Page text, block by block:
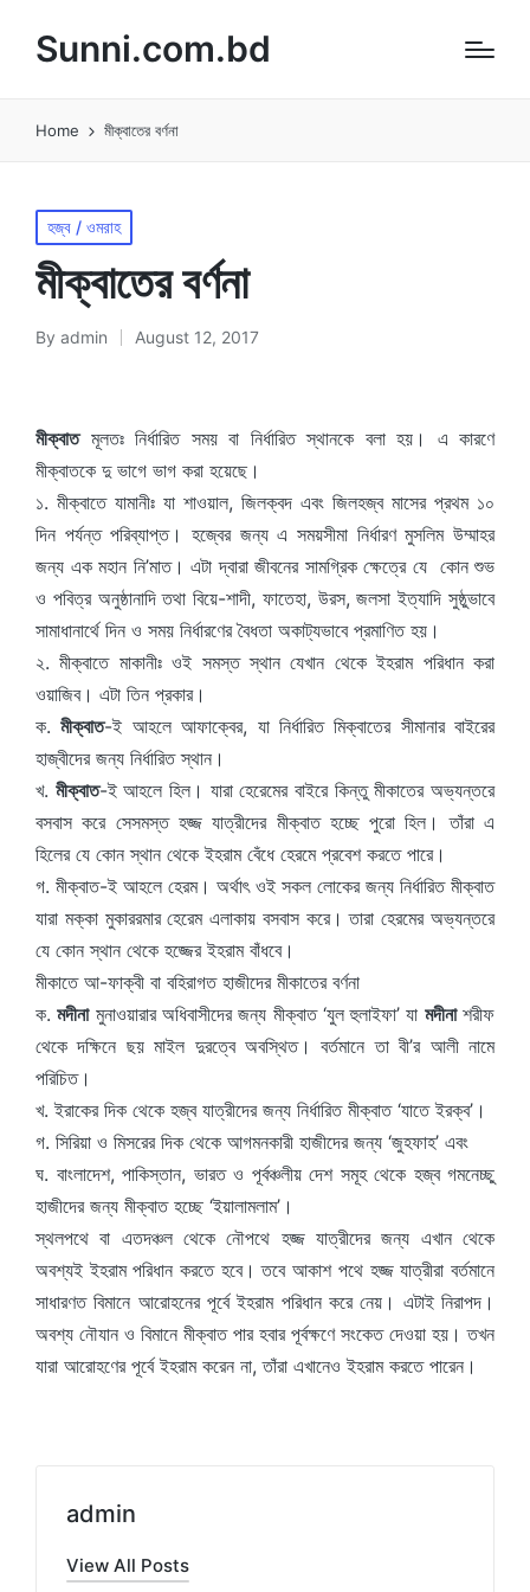
Sunni.com.bd
Home মীক্বাতের বর্ণনা
Posted
in
হজ্ব / ওমরাহ
মীক্বাতের বর্ণনা
Posted
By admin August 12, 2017
মীক্বাতমূলতঃ নির্ধারিত সময় বা নির্ধারিত স্থানকে বলা হয়। এ কারণে
মীক্বাতকে দু ভাগে ভাগ করা হয়েছে।
১. মীক্বাতে যামানীঃ যা শাওয়াল, জিলক্বদ এবং জিলহজ্ব মাসের প্রথম ১০
দিন পর্যন্ত পরিব্যাপ্ত। হজ্বের জন্য এ সময়সীমা নির্ধারণ মুসলিম উম্মাহর
জন্য এক মহান নি’মাত। এটা দ্বারা জীবনের সামগ্রিক ক্ষেত্রে যে কোন শুভ
ও পবিত্র অনুষ্ঠানাদি তথা বিয়ে-শাদী, ফাতেহা, উরস, জলসা ইত্যাদি সুষ্ঠুভাবে
সামাধানার্থে দিন ও সময় নির্ধারণের বৈধতা অকাট্যভাবে প্রমাণিত হয়।
২. মীক্বাতে মাকানীঃ ওই সমস্ত স্থান যেখান থেকে ইহরাম পরিধান করা
ওয়াজিব। এটা তিন প্রকার।
ক.মীক্বাত-ই আহলে আফাক্বের, যা নির্ধারিত মিক্বাতের সীমানার বাইরের
হাজ্বীদের জন্য নির্ধারিত স্থান।
খ. মীক্বাত-ই আহলে হিল। যারা হেরেমের বাইরে কিন্তু মীকাতের অভ্যন্তরে
বসবাস করে সেসমস্ত হজ্জ যাত্রীদের মীক্বাত হচ্ছে পুরো হিল। তাঁরা এ
হিলের যে কোন স্থান থেকে ইহরাম বেঁধে হেরমে প্রবেশ করতে পারে।
গ. মীক্বাত-ই আহলে হেরম। অর্থাৎ ওই সকল লোকের জন্য নির্ধারিত মীক্বাত
যারা মক্কা মুকাররমার হেরেম এলাকায় বসবাস করে। তারা হেরমের অভ্যন্তরে
যে কোন স্থান থেকে হজ্জের ইহরাম বাঁধবে।
মীকাতে আ-ফাক্বী বা বহিরাগত হাজীদের মীকাতের বর্ণনা
ক.মদীনামুনাওয়ারার অধিবাসীদের জন্য মীক্বাত ‘যুল হুলাইফা’ যা মদীনাশরীফ
থেকে দক্ষিনে ছয় মাইল দুরত্বে অবস্থিত। বর্তমানে তা বী’র আলী নামে
পরিচিত।
খ. ইরাকের দিক থেকে হজ্ব যাত্রীদের জন্য নির্ধারিত মীক্বাত ‘যাতে ইরক্ব’।
গ. সিরিয়া ও মিসরের দিক থেকে আগমনকারী হাজীদের জন্য ‘জুহফাহ’ এবং
ঘ. বাংলাদেশ, পাকিস্তান, ভারত ও পূর্বঞ্চলীয় দেশ সমূহ থেকে হজ্ব গমনেচ্ছু
হাজীদের জন্য মীক্বাত হচ্ছে ‘ইয়ালামলাম’।
স্থলপথে বা এতদঞ্চল থেকে নৌপথে হজ্জ যাত্রীদের জন্য এখান থেকে
অবশ্যই ইহরাম পরিধান করতে হবে। তবে আকাশ পথে হজ্জ যাত্রীরা বর্তমানে
সাধারণত বিমানে আরোহনের পূর্বে ইহরাম পরিধান করে নেয়। এটাই নিরাপদ।
অবশ্য নৌযান ও বিমানে মীক্বাত পার হবার পূর্বক্ষণে সংকেত দেওয়া হয়। তখন
যারা আরোহণের পূর্বে ইহরাম করেন না, তাঁরা এখানেও ইহরাম করতে পারেন।
admin
View All Posts